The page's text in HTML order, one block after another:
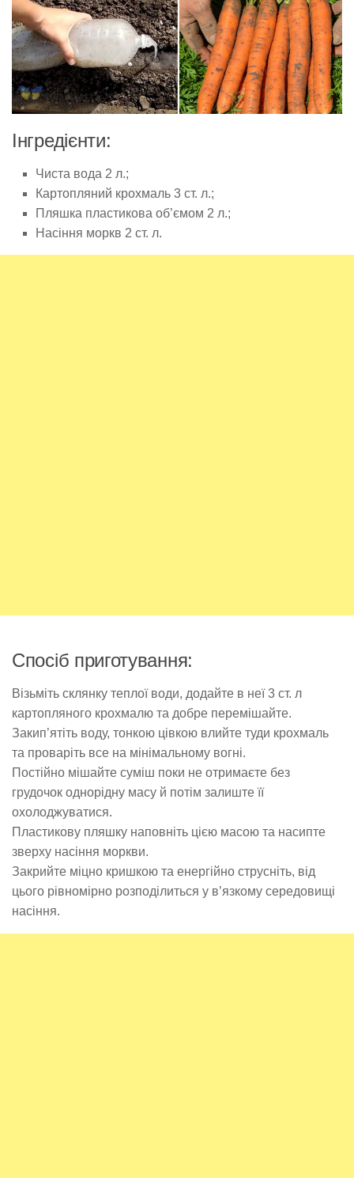
Інгредієнти:
Чиста вода 2 л.;
Картопляний крохмаль 3 ст. л.;
Пляшка пластикова об’ємом 2 л.;
Насіння моркв 2 ст. л.
Спосіб приготування:
Візьміть склянку теплої води, додайте в неї 3 ст. л
картопляного крохмалю та добре перемішайте.
Закип’ятіть воду, тонкою цівкою влийте туди крохмаль
та проваріть все на мінімальному вогні.
Постійно мішайте суміш поки не отримаєте без
грудочок однорідну масу й потім залиште її
охолоджуватися.
Пластикову пляшку наповніть цією масою та насипте
зверху насіння моркви.
Закрийте міцно кришкою та енергійно струсніть, від
цього рівномірно розподілиться у в’язкому середовищі
насіння.